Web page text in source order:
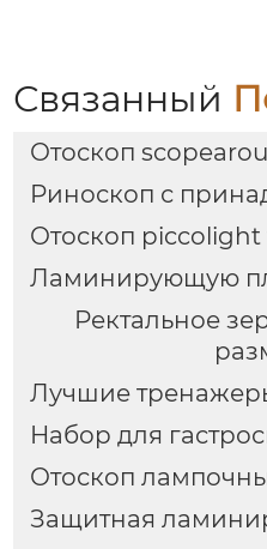
Связанный
Отоскоп
Риноскоп с
Отоскоп piccolight
Ламинирующую
Ректальное
Лучшие
Набор для
Отоскоп
Защитная